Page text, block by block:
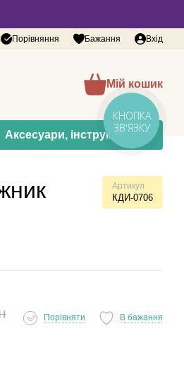
Порівняння Бажання Вхід
Мій кошик
Аксесуари, інструменти
Артикул
КДИ-0706
Порівняти В бажання
КНОПКА
ЗВ'ЯЗКУ